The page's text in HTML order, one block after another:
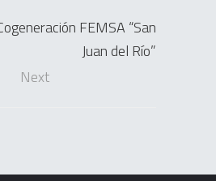
FEMSA “San
Juan del Río”
Next